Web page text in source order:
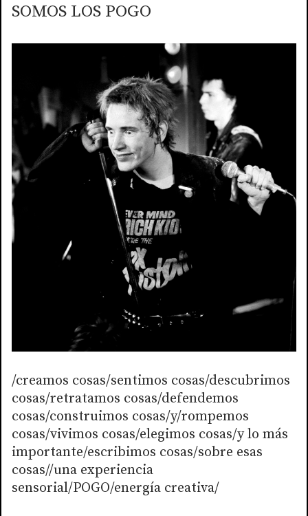
SOMOS LOS POGO
/creamos cosas/sentimos cosas/descubrimos
cosas/retratamos cosas/defendemos
cosas/construimos cosas/y/rompemos
cosas/vivimos cosas/elegimos cosas/y lo más
importante/escribimos cosas/sobre esas
cosas//una experiencia
sensorial/POGO/energía creativa/